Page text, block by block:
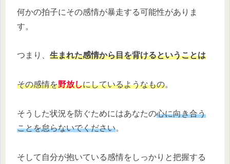
何かの拍子にその感情が暴走する可能性がありま
す。
つまり、 生まれた感情から目を背けるということは
その感情を野放しにしているようなもの。
そうした状況を防ぐためにはあなたの心に向き合う
ことを怠らないでください。
そして自分が抱いている感情をしっかりと把握する